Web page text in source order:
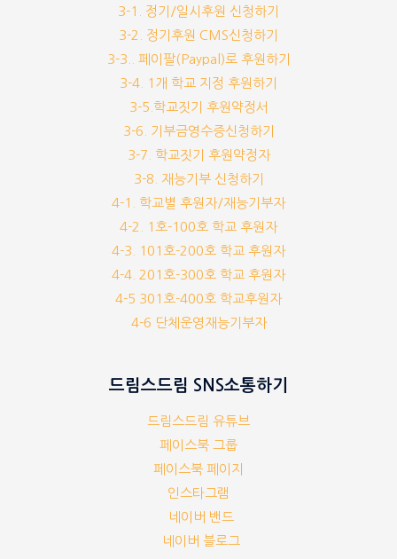
3-1. 정기/일시후원 신청하기
3-2. 정기후원 CMS신청하기
3-3.. 페이팔(Paypal)로 후원하기
3-4. 1개 학교 지정 후원하기
3-5.학교짓기 후원약정서
3-6. 기부금영수증신청하기
3-7. 학교짓기 후원약정자
3-8. 재능기부 신청하기
4-1. 학교별 후원자/재능기부자
4-2. 1호-100호 학교 후원자
4-3. 101호-200호 학교 후원자
4-4. 201호-300호 학교 후원자
4-5 301호-400호 학교후원자
4-6 단체운영재능기부자
드림스드림 SNS소통하기
드림스드림 유튜브
페이스북 그룹
페이스북 페이지
인스타그램
네이버 밴드
네이버 블로그